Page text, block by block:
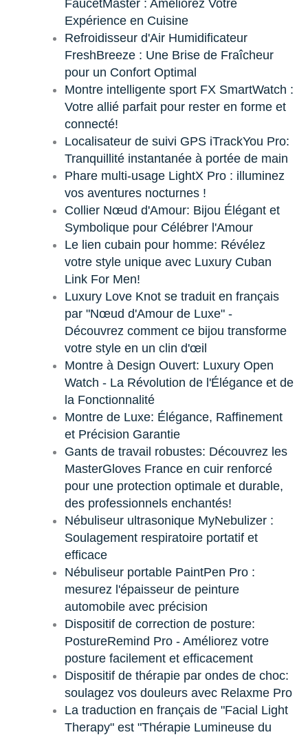
FaucetMaster : Améliorez Votre
Expérience en Cuisine
Refroidisseur d'Air Humidificateur
FreshBreeze : Une Brise de Fraîcheur
pour un Confort Optimal
Montre intelligente sport FX SmartWatch :
Votre allié parfait pour rester en forme et
connecté!
Localisateur de suivi GPS iTrackYou Pro:
Tranquillité instantanée à portée de main
Phare multi-usage LightX Pro : illuminez
vos aventures nocturnes !
Collier Nœud d'Amour: Bijou Élégant et
Symbolique pour Célébrer l'Amour
Le lien cubain pour homme: Révélez
votre style unique avec Luxury Cuban
Link For Men!
Luxury Love Knot se traduit en français
par "Nœud d'Amour de Luxe" -
Découvrez comment ce bijou transforme
votre style en un clin d'œil
Montre à Design Ouvert: Luxury Open
Watch - La Révolution de l'Élégance et de
la Fonctionnalité
Montre de Luxe: Élégance, Raffinement
et Précision Garantie
Gants de travail robustes: Découvrez les
MasterGloves France en cuir renforcé
pour une protection optimale et durable,
des professionnels enchantés!
Nébuliseur ultrasonique MyNebulizer :
Soulagement respiratoire portatif et
efficace
Nébuliseur portable PaintPen Pro :
mesurez l'épaisseur de peinture
automobile avec précision
Dispositif de correction de posture:
PostureRemind Pro - Améliorez votre
posture facilement et efficacement
Dispositif de thérapie par ondes de choc:
soulagez vos douleurs avec Relaxme Pro
La traduction en français de "Facial Light
Therapy" est "Thérapie Lumineuse du